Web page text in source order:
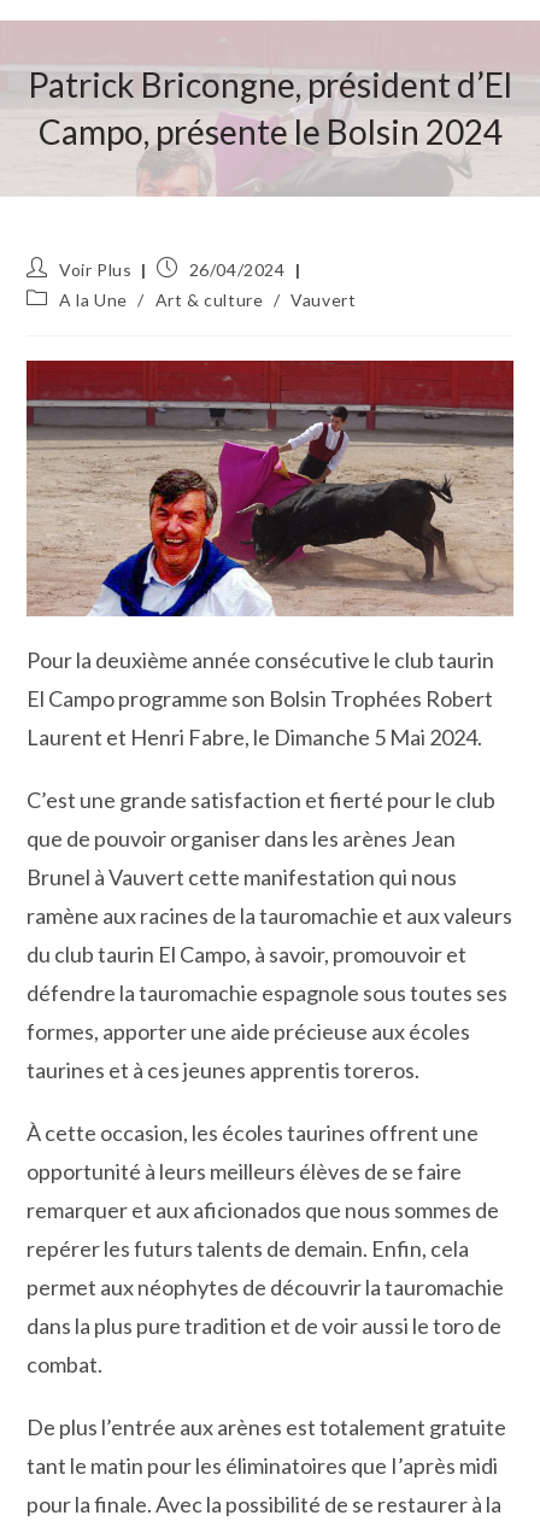
Patrick Bricongne, président d’El
Campo, présente le Bolsin 2024
Auteur/autrice
de
Voir Plus
Publication
publiée :
26/04/2024
PostA la Une / Art & culture / Vauvert
Pour la deuxième année consécutive le club taurin
El Campo programme son Bolsin Trophées Robert
Laurent et Henri Fabre, le Dimanche 5 Mai 2024.
C’est une grande satisfaction et fierté pour le club
que de pouvoir organiser dans les arènes Jean
Brunel à Vauvert cette manifestation qui nous
ramène aux racines de la tauromachie et aux valeurs
du club taurin El Campo, à savoir, promouvoir et
défendre la tauromachie espagnole sous toutes ses
formes, apporter une aide précieuse aux écoles
taurines et à ces jeunes apprentis toreros.
À cette occasion, les écoles taurines offrent une
opportunité à leurs meilleurs élèves de se faire
remarquer et aux aficionados que nous sommes de
repérer les futurs talents de demain. Enfin, cela
permet aux néophytes de découvrir la tauromachie
dans la plus pure tradition et de voir aussi le toro de
combat.
De plus l’entrée aux arènes est totalement gratuite
tant le matin pour les éliminatoires que I’après midi
pour la finale. Avec la possibilité de se restaurer à la